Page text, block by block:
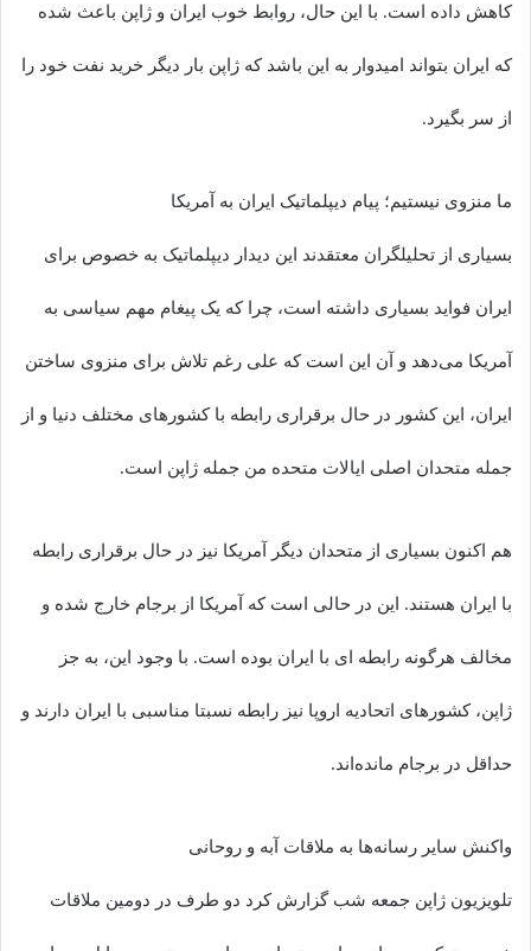
کاهش داده است. با این حال، روابط خوب ایران و ژاپن باعث شده
که ایران بتواند امیدوار به این باشد که ژاپن بار دیگر خرید نفت خود را
از سر بگیرد.
ما منزوی نیستیم؛ پیام دیپلماتیک ایران به آمریکا
بسیاری از تحلیلگران معتقدند این دیدار دیپلماتیک به خصوص برای
ایران فواید بسیاری داشته است، چرا که یک پیغام مهم سیاسی به
آمریکا می‌دهد و آن این است که علی رغم تلاش برای منزوی ساختن
ایران، این کشور در حال برقراری رابطه با کشورهای مختلف دنیا و از
جمله متحدان اصلی ایالات متحده من جمله ژاپن است.
هم اکنون بسیاری از متحدان دیگر آمریکا نیز در حال برقراری رابطه
با ایران هستند. این در حالی است که آمریکا از برجام خارج شده و
مخالف هرگونه رابطه ای با ایران بوده است. با وجود این، به جز
ژاپن، کشورهای اتحادیه اروپا نیز رابطه نسبتا مناسبی با ایران دارند و
حداقل در برجام مانده‌اند.
واکنش سایر رسانه‌ها به ملاقات آبه و روحانی
تلویزیون ژاپن جمعه شب گزارش کرد دو طرف در دومین ملاقات